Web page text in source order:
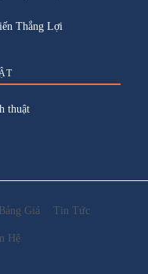
Thắng Lợi
thuật
Bảng Giá Tin Tức
Hệ